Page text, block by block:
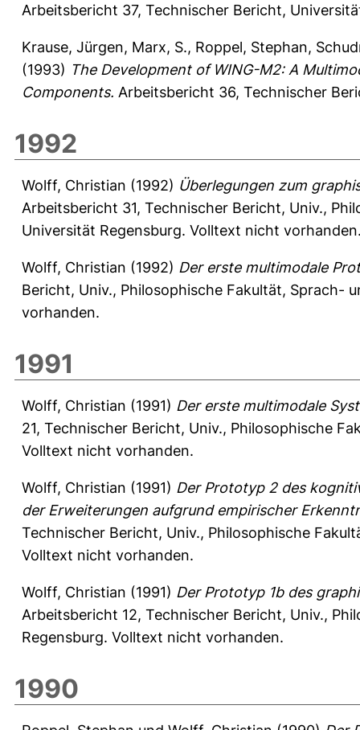
Arbeitsbericht 37, Technischer Bericht,
Krause, Jürgen, Marx, S., Roppel, Stephan,
(1993) The Development of WING-M2: A
Components. Arbeitsbericht 36, Technischer
1992
Wolff, Christian (1992) Überlegungen zum
Arbeitsbericht 31, Technischer Bericht, Univ.,
Universität Regensburg. Volltext nicht
Wolff, Christian (1992) Der erste multimodale
Bericht, Univ., Philosophische Fakultät, Sprach-
vorhanden.
1991
Wolff, Christian (1991) Der erste multimodale
21, Technischer Bericht, Univ., Philosophische
Volltext nicht vorhanden.
Wolff, Christian (1991) Der Prototyp 2 des
der Erweiterungen aufgrund empirischer
Technischer Bericht, Univ., Philosophische
Volltext nicht vorhanden.
Wolff, Christian (1991) Der Prototyp 1b des
Arbeitsbericht 12, Technischer Bericht, Univ.,
Regensburg. Volltext nicht vorhanden.
1990